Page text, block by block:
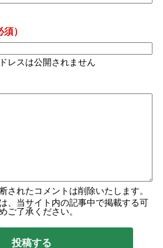
須）
レスは公開されません
されたコメントは削除いたします。
、当サイト内の記事中で掲載する可
ご了承ください。